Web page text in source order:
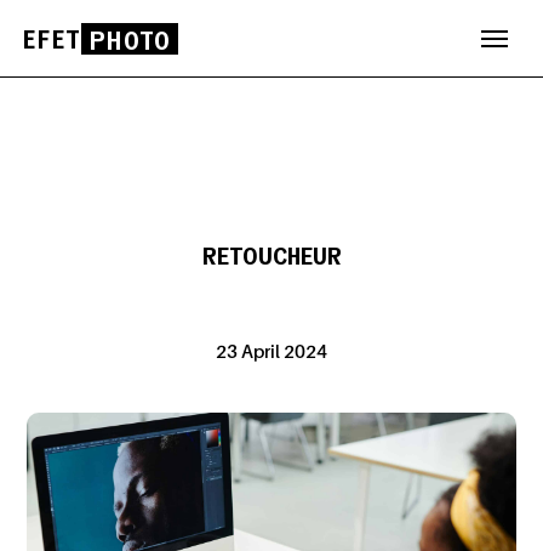
RETOUCHEUR
23 April 2024
EFET PHOTO